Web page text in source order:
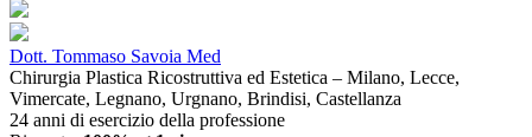
Dott. Tommaso Savoia Med
Chirurgia Plastica Ricostruttiva ed Estetica – Milano, Lecce,
Vimercate, Legnano, Urgnano, Brindisi, Castellanza
24 anni di esercizio della professione